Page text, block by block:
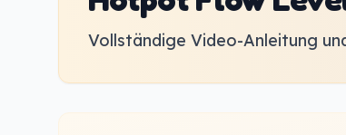
Vollständige Video-Anleitung